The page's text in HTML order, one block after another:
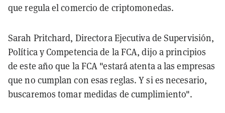
que regula el comercio de criptomonedas.
Sarah Pritchard, Directora Ejecutiva de Supervisión,
Política y Competencia de la FCA, dijo a principios
de este año que la FCA "estará atenta a las empresas
que no cumplan con esas reglas. Y si es necesario,
buscaremos tomar medidas de cumplimiento".